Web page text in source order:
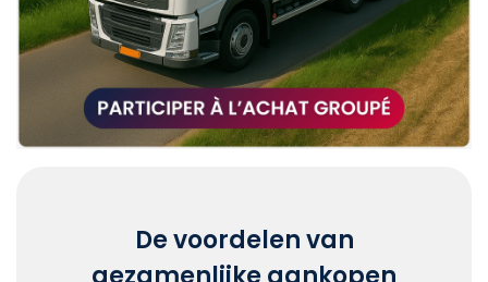
De voordelen van